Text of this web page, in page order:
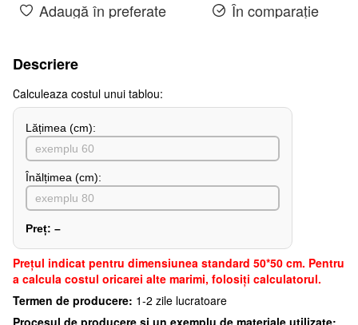
Adaugă în preferate În comparație
Descriere
Сalculeaza costul unui tablou:
Lățimea (сm):
Înălțimea (cm):
Preț: –
Preţul indicat pentru dimensiunea standard 50*50 cm. Pentru
a calcula costul oricarei alte marimi, folosiți calculatorul.
Termen de producere: 1-2 zile lucratoare
Procesul de producere și un exemplu de materiale utilizate: